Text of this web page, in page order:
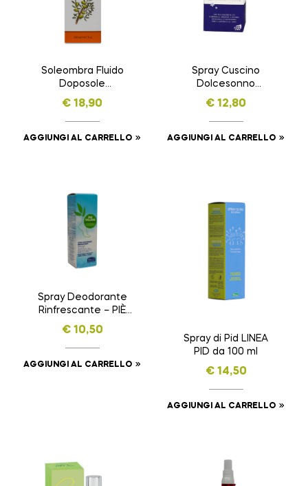
Soleombra Fluido
Doposole
Setificante per Viso
& Corpo SOLE E ARIA
APERTA da 200 ml
€ 18,90
AGGIUNGI AL CARRELLO
Spray Cuscino
Dolcesonno
NASOTERAPIA da 100
ml
€ 12,80
AGGIUNGI AL CARRELLO
Spray Deodorante
Rinfrescante – PIÈ
VELOCE – da 100 ml
€10,50
AGGIUNGI AL CARRELLO
Spray di Pid LINEA
PID da 100 ml
€14,50
AGGIUNGI AL CARRELLO